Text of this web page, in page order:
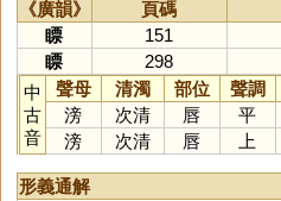
《廣韻》 頁碼
瞟
151
瞟
298
中
古
音
聲母 清濁 部位 聲調
滂
次清 唇 平
滂
次清 唇 上
形義通解